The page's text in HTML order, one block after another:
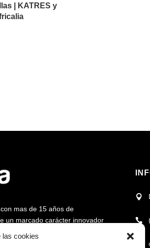
las cookies
| KATRES y
mas de 15 años de
un marcado carácter innovador
en torno al uso de la

